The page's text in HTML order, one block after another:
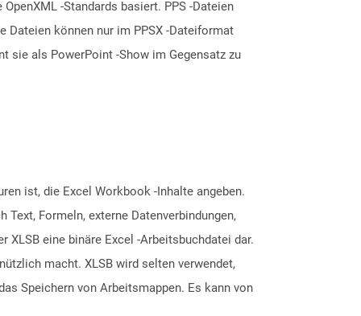
-Standards basiert. PPS -Dateien
Dateien können nur im PPSX -Dateiformat
sie als PowerPoint -Show im Gegensatz zu
ist, die Excel Workbook -Inhalte angeben.
Formeln, externe Datenverbindungen,
eine binäre Excel -Arbeitsbuchdatei dar.
macht. XLSB wird selten verwendet,
Speichern von Arbeitsmappen. Es kann von